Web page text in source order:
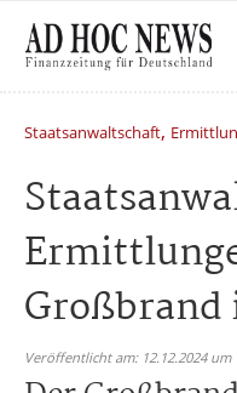
Staatsanwaltschaft,
Veröffentlicht am: 12.12.2024